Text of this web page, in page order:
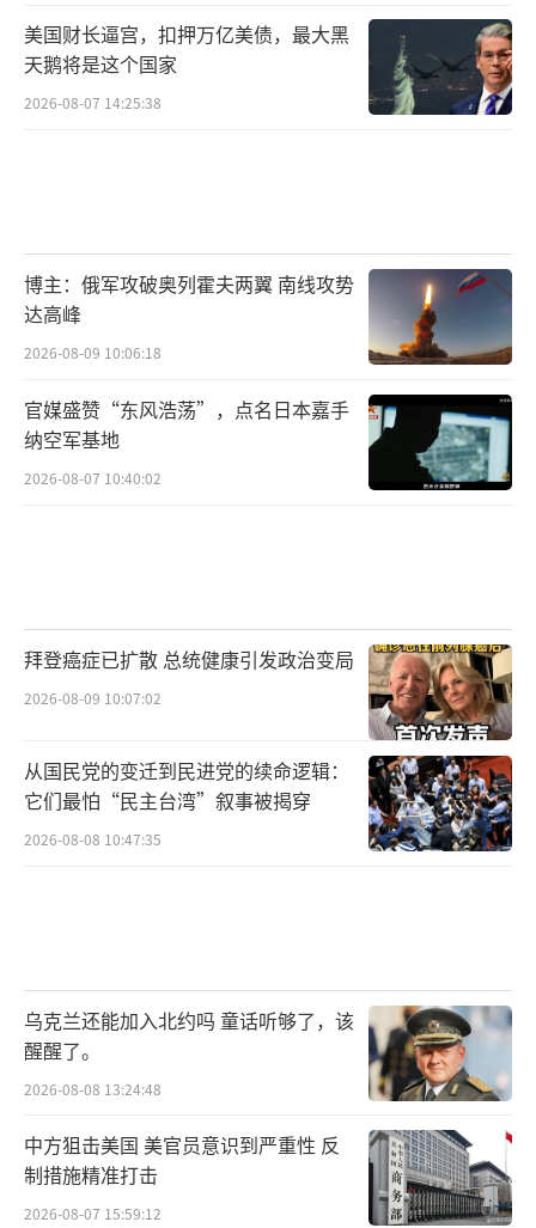
美国财长逼宫，扣押万亿美债，最大黑
天鹅将是这个国家
2026-08-07 14:25:38
博主：俄军攻破奥列霍夫两翼 南线攻势
达高峰
2026-08-09 10:06:18
官媒盛赞“东风浩荡”，点名日本嘉手
纳空军基地
2026-08-07 10:40:02
拜登癌症已扩散 总统健康引发政治变局
2026-08-09 10:07:02
从国民党的变迁到民进党的续命逻辑：
它们最怕“民主台湾”叙事被揭穿
2026-08-08 10:47:35
乌克兰还能加入北约吗 童话听够了，该
醒醒了。
2026-08-08 13:24:48
中方狙击美国 美官员意识到严重性 反
制措施精准打击
2026-08-07 15:59:12